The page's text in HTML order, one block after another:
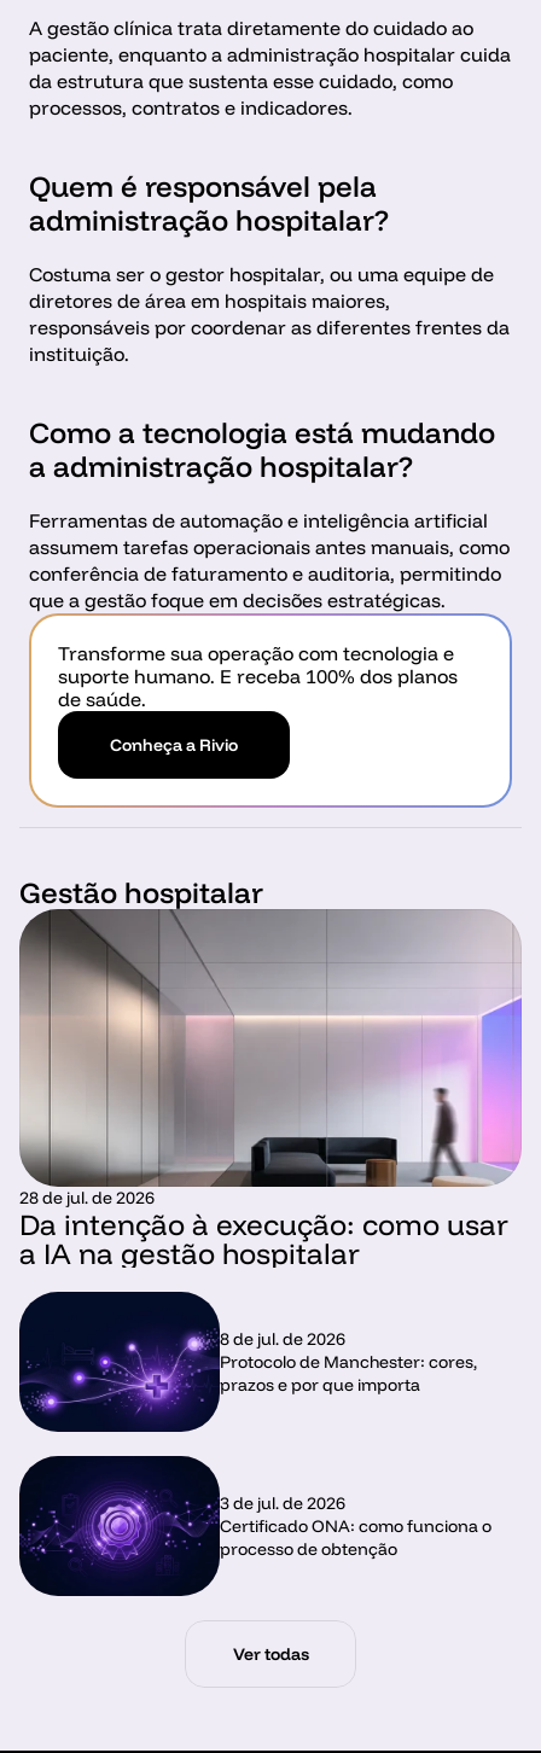
A gestão clínica trata diretamente do cuidado ao
paciente, enquanto a administração hospitalar cuida
da estrutura que sustenta esse cuidado, como
processos, contratos e indicadores.
Quem é responsável pela
administração hospitalar?
Costuma ser o gestor hospitalar, ou uma equipe de
diretores de área em hospitais maiores,
responsáveis por coordenar as diferentes frentes da
instituição.
Como a tecnologia está mudando
a administração hospitalar?
Ferramentas de automação e inteligência artificial
assumem tarefas operacionais antes manuais, como
conferência de faturamento e auditoria, permitindo
que a gestão foque em decisões estratégicas.
Transforme sua operação com tecnologia e
suporte humano. E receba 100% dos planos
de saúde.
Conheça a Rivio
Gestão hospitalar
28 de jul. de 2026
Da intenção à execução: como usar
a IA na gestão hospitalar
8 de jul. de 2026
Protocolo de Manchester: cores,
prazos e por que importa
3 de jul. de 2026
Certificado ONA: como funciona o
processo de obtenção
Ver todas